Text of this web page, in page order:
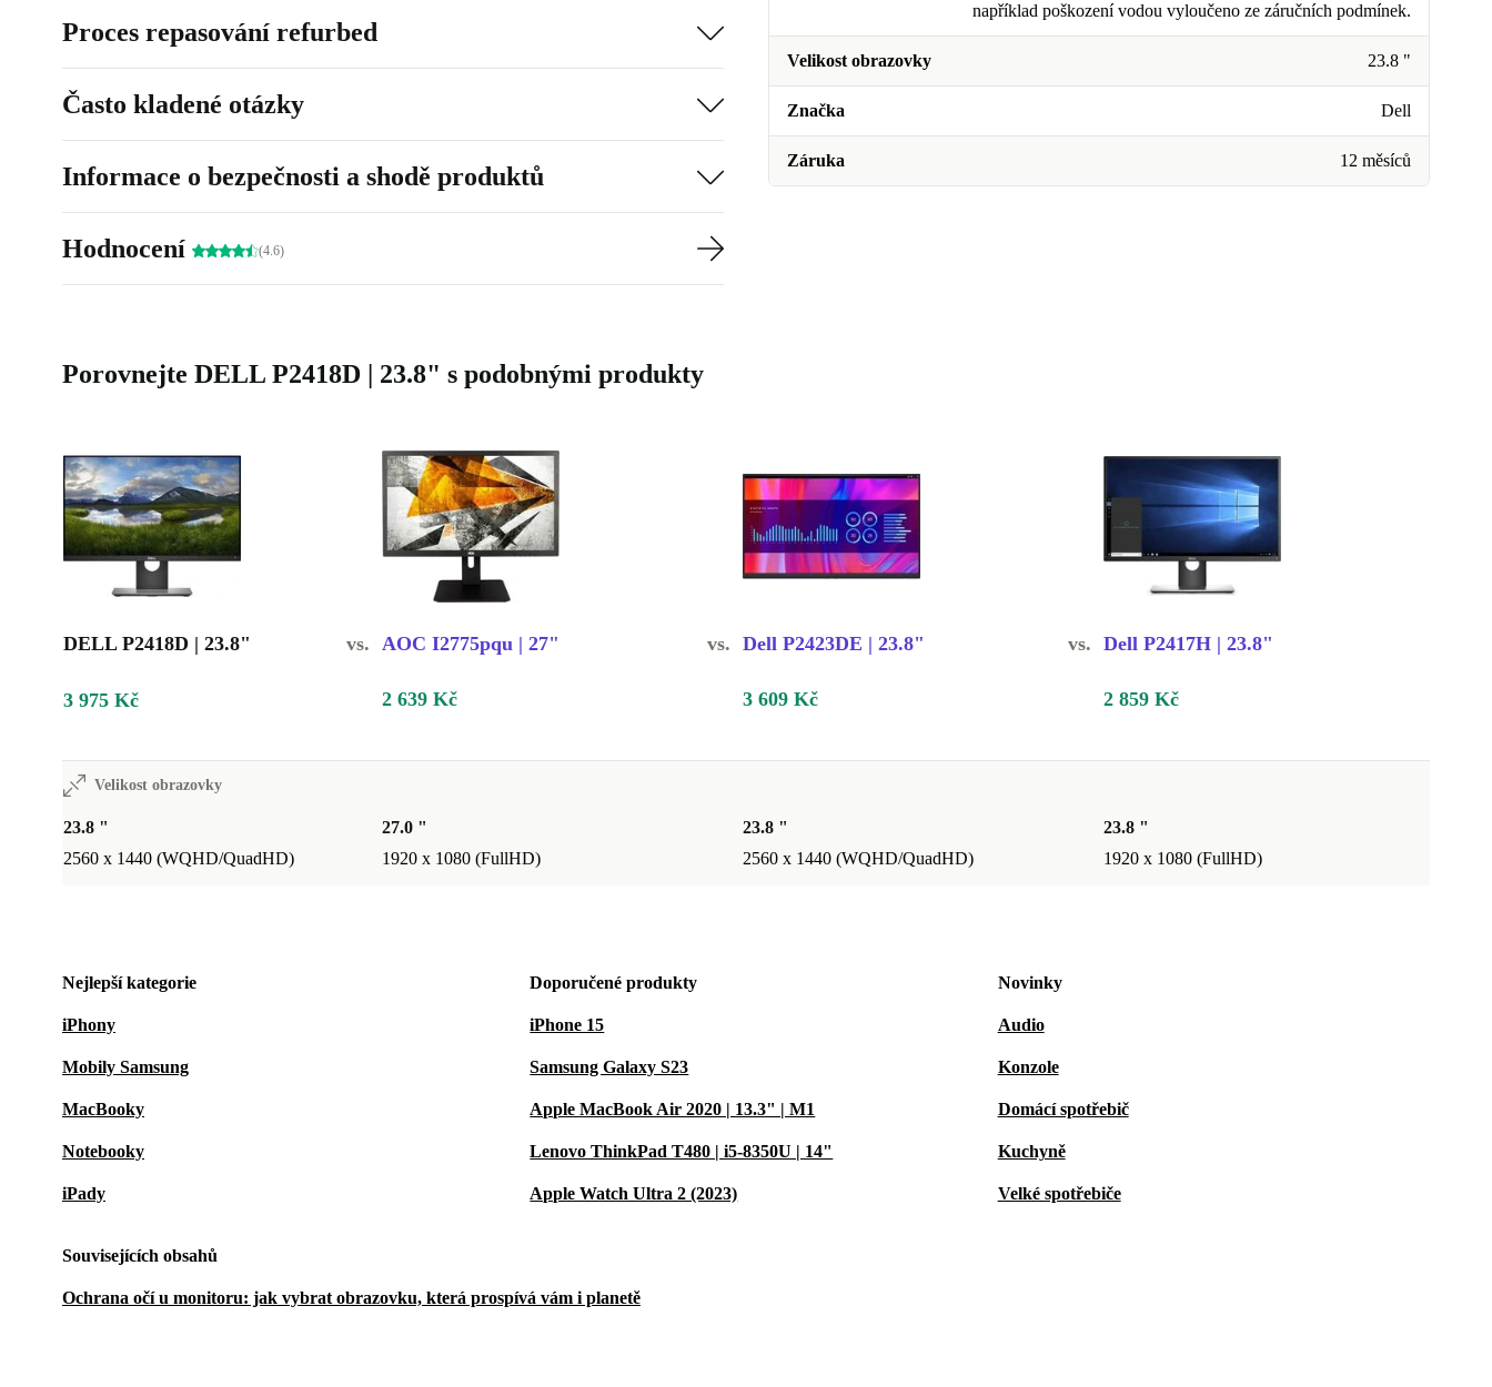
například poškození vodou vyloučeno ze záručních podmínek.
Velikost obrazovky 23.8 "
Značka Dell
Záruka 12 měsíců
Proces repasování refurbed
Často kladené otázky
Informace o bezpečnosti a shodě produktů
Hodnocení (4.6)
Porovnejte DELL P2418D | 23.8" s podobnými produkty
DELL P2418D | 23.8" vs. AOC I2775pqu | 27" vs. Dell P2423DE | 23.8" vs. Dell P2417H | 23.8"
3 975 Kč 2 639 Kč 3 609 Kč 2 859 Kč
Velikost obrazovky
23.8 "
2560 x 1440 (WQHD/QuadHD)
27.0 "
1920 x 1080 (FullHD)
23.8 "
2560 x 1440 (WQHD/QuadHD)
23.8 "
1920 x 1080 (FullHD)
Nejlepší kategorie
iPhony
Mobily Samsung
MacBooky
Notebooky
iPady
Doporučené produkty
iPhone 15
Samsung Galaxy S23
Apple MacBook Air 2020 | 13.3" | M1
Lenovo ThinkPad T480 | i5-8350U | 14"
Apple Watch Ultra 2 (2023)
Novinky
Audio
Konzole
Domácí spotřebič
Kuchyně
Velké spotřebiče
Souvisejících obsahů
Ochrana očí u monitoru: jak vybrat obrazovku, která prospívá vám i planetě